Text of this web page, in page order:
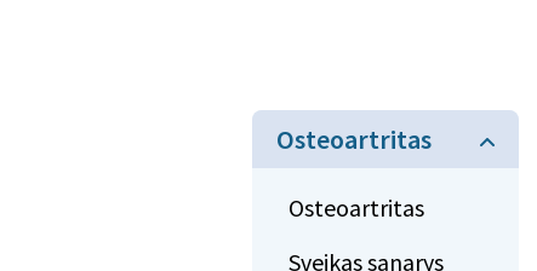
Osteoartritas
Osteoartritas
Sveikas sąnarys